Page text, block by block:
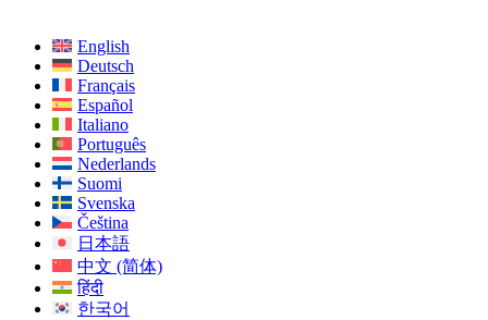
English
Deutsch
Français
Español
Italiano
Português
Nederlands
Suomi
Svenska
Čeština
日本語
中文 (简体)
हिंदी
한국어